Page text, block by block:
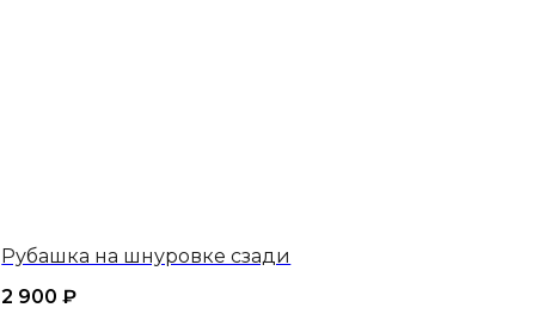
Рубашка на шнуровке сзади
2 900 ₽